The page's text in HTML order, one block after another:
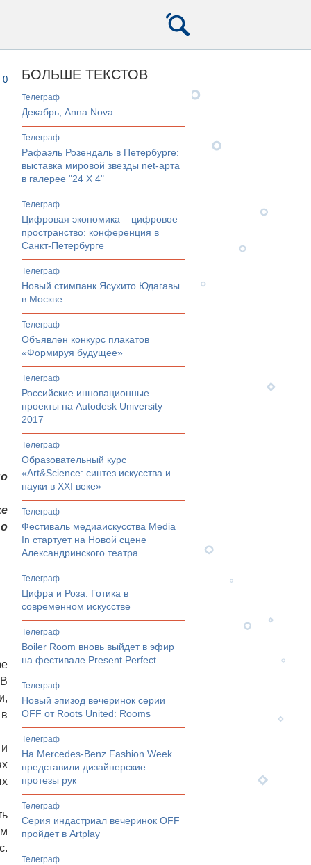
0 БОЛЬШЕ ТЕКСТОВ
телеграф
Декабрь, Anna Nova
телеграф
Рафаэль Розендаль в Петербурге:
выставка мировой звезды net-арта
в галерее "24 Х 4"
телеграф
Цифровая экономика – цифровое
пространство: конференция в
Санкт-Петербурге
телеграф
Новый стимпанк Ясухито Юдагавы
в Москве
телеграф
Объявлен конкурс плакатов
«Формируя будущее»
телеграф
Российские инновационные
проекты на Autodesk University
2017
телеграф
Образовательный курс
«Art&Science: синтез искусства и
науки в XXI веке»
телеграф
Фестиваль медиаискусства Media
In стартует на Новой сцене
Александринского театра
телеграф
Цифра и Роза. Готика в
современном искусстве
телеграф
Boiler Room вновь выйдет в эфир
на фестивале Present Perfect
телеграф
Новый эпизод вечеринок серии
OFF от Roots United: Rooms
телеграф
На Mercedes-Benz Fashion Week
представили дизайнерские
протезы рук
телеграф
Серия индастриал вечеринок OFF
пройдет в Artplay
телеграф